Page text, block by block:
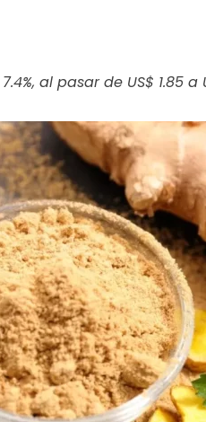
al pasar de US$ 1.85 a